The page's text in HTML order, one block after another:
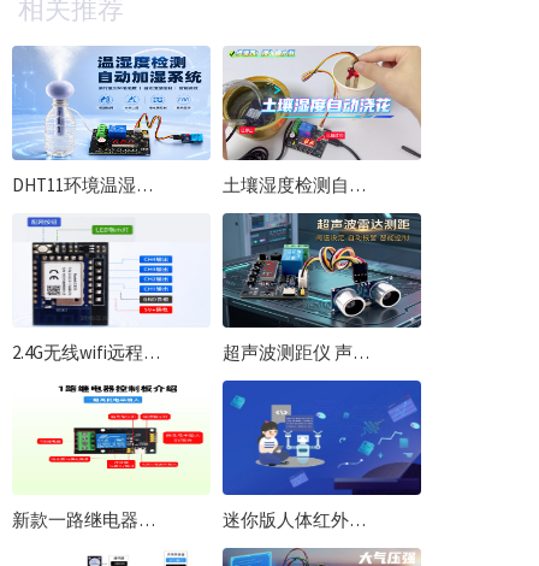
相关推荐
DHT11环境温湿度检测实验上下限设置自动控制 加湿喷雾使用资料 土壤湿度检测自动浇花实验上下限设置校准 自动抽水灌溉学习教程
2.4G无线wifi远程控制模块配网教程物联网继电器控制一体wifi远程模块 超声波测距仪 声波雷达测距报警 上下限设置自动控制 扩展板使用资料
新款一路继电器控制板 高低电平触发 板载K跳帽供电 迷你版人体红外传感器免编程实验教程